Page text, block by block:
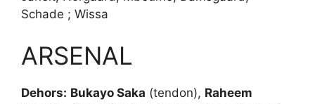
Schade ; Wissa
ARSENAL
Dehors: Bukayo Saka (tendon), Raheem